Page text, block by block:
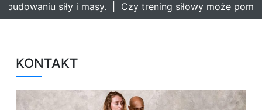
siły i masy. |
Czy trening siłowy może
KONTAKT